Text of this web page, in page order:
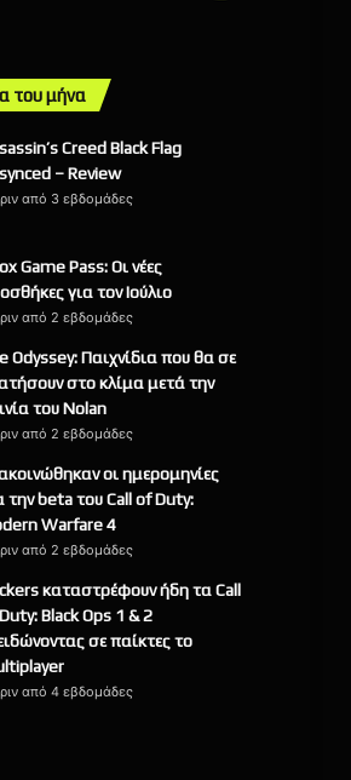
του μήνα
Creed Black Flag
– Review
από 3 εβδομάδες
Game Pass: Οι νέες
για τον Ιούλιο
από 2 εβδομάδες
Odyssey: Παιχνίδια που θα σε
στο κλίμα μετά την
του Nolan
από 2 εβδομάδες
οι ημερομηνίες
την beta του Call of Duty:
Warfare 4
από 2 εβδομάδες
καταστρέφουν ήδη τα Call
Black Ops 1 & 2
σε παίκτες το
από 4 εβδομάδες